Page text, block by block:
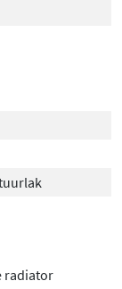
radiator